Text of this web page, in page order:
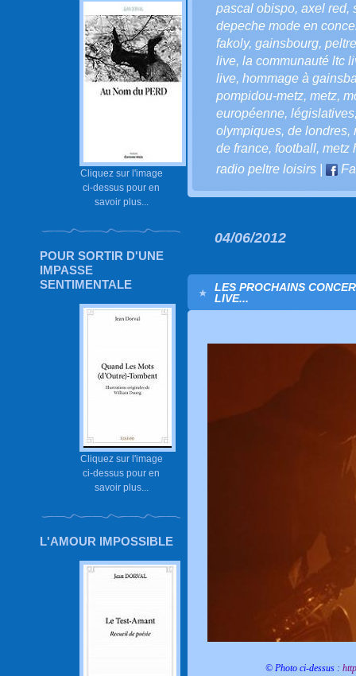
Cliquez sur l'image
ci-dessus pour en
savoir plus...
POUR SORTIR D'UNE
IMPASSE
SENTIMENTALE
Cliquez sur l'image
ci-dessus pour en
savoir plus...
L'AMOUR IMPOSSIBLE
pascal obispo, axel red,
depeche mode en
fakoly, gainsbourg, peltre
live, la communauté ltc
live, hommage à
pompidou-metz, metz,
européenne, législatives
olympiques, de londres,
de france, football, metz
radio peltre loisirs
04/06/2012
LES PROCHAINS
LIVE...
© Photo ci-dessus :